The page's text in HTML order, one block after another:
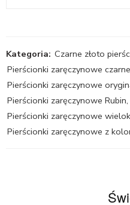
Kategoria: Czarne złoto
Pierścionki zaręczynowe
Pierścionki zaręczynowe
Pierścionki zaręczynowe Rubin,
Pierścionki zaręczynowe
Pierścionki zaręczynowe z